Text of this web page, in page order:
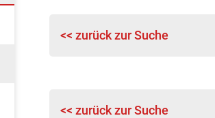
<< zurück zur Suche
<< zurück zur Suche